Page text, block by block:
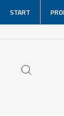
över
innehåll
START